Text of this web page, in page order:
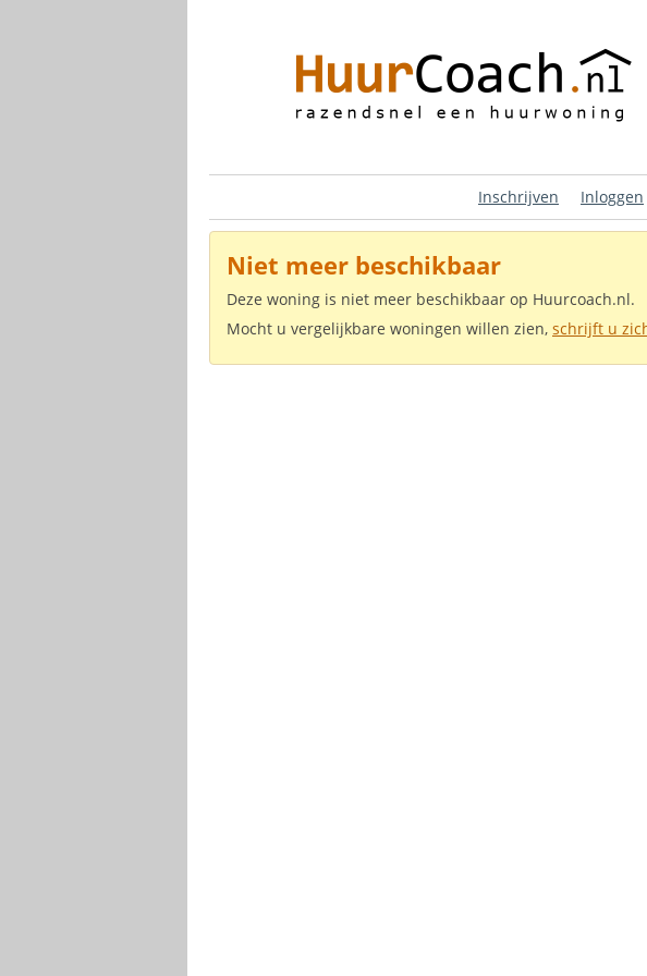
Inschrijven Inloggen
Niet meer beschikbaar
Deze woning is niet meer beschikbaar op Huurcoach.nl.
Mocht u vergelijkbare woningen willen zien, schrijft u